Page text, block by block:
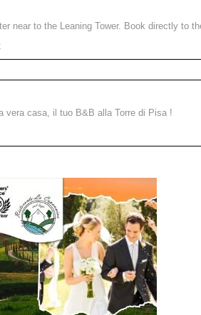
near to the Leaning Tower. Book directly to
vera casa, il tuo B&B alla Torre di Pisa !